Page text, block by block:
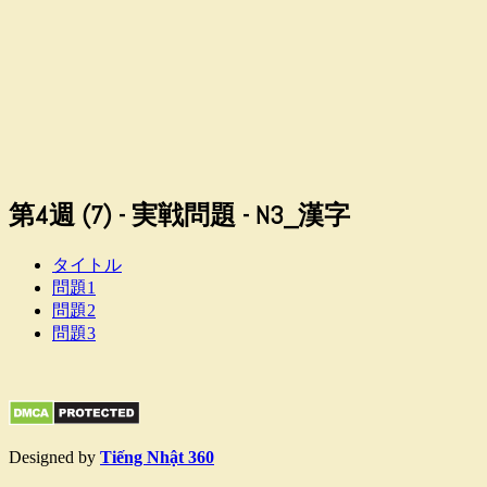
第4週 (7) - 実戦問題 - N3_漢字
タイトル
問題1
問題2
問題3
Designed by Tiếng Nhật 360